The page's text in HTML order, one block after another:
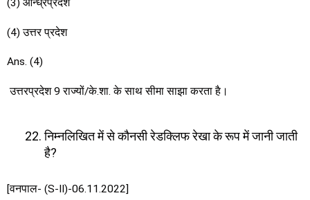
(3) आन्ध्रप्रदेश
(4) उत्तर प्रदेश
Ans. (4)
उत्तरप्रदेश 9 राज्यों/के.शा. के साथ सीमा साझा करता है।
निम्नलिखित में से कौनसी रेडक्लिफ रेखा के रूप में जानी जाती
है?
[वनपाल- (S-II)-06.11.2022]